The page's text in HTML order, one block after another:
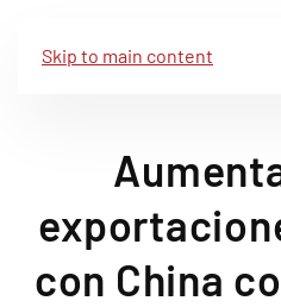
Skip to main content
con China